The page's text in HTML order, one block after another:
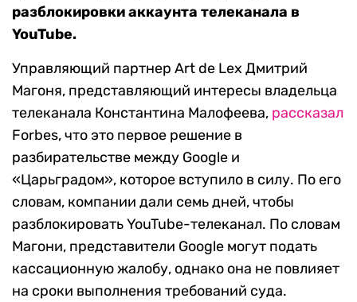
разблокировки аккаунта телеканала в
YouTube.
Управляющий партнер Art de Lex Дмитрий
Магоня, представляющий интересы владельца
телеканала Константина Малофеева, рассказал
Forbes, что это первое решение в
разбирательстве между Google и
«Царьградом», которое вступило в силу. По его
словам, компании дали семь дней, чтобы
разблокировать YouTube-телеканал. По словам
Магони, представители Google могут подать
кассационную жалобу, однако она не повлияет
на сроки выполнения требований суда.